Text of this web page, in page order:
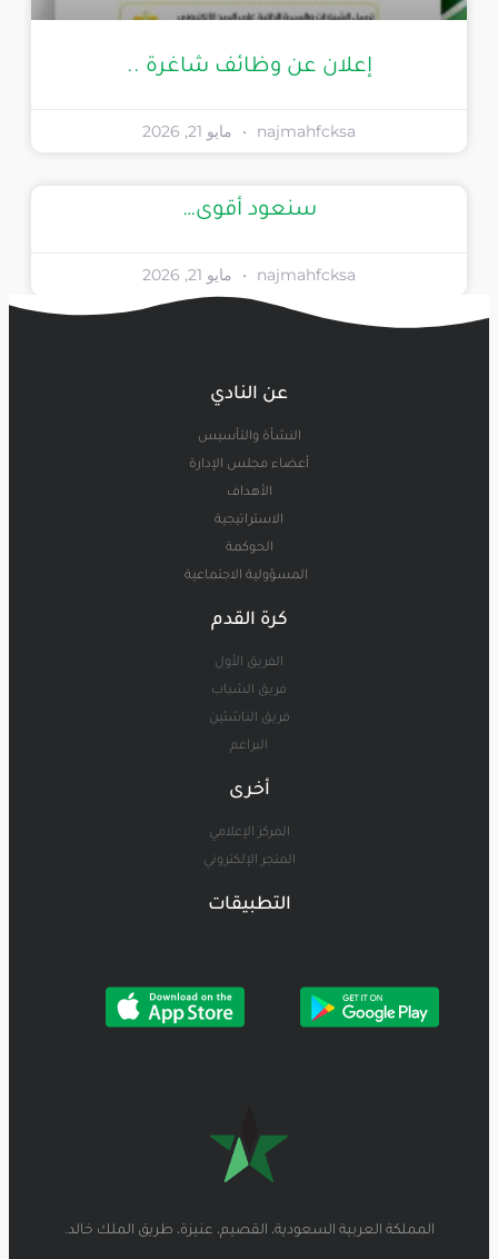
إعلان عن وظائف شاغرة ..
najmahfcksa مايو 21, 2026
سنعود أقوى…
najmahfcksa مايو 21, 2026
عن النادي
النشأة والتأسيس
أعضاء مجلس الإدارة
الأهداف
الاستراتيجية
الحوكمة
المسؤولية الاجتماعية
كرة القدم
الفريق الأول
فريق الشباب
فريق الناشئين
البراعم
أخرى
المركز الإعلامي
المتجر الإلكتروني
التطبيقات
المملكة العربية السعودية، القصيم، عنيزة، طريق الملك خالد.